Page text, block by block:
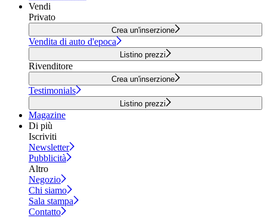
Vendi
Privato
Crea un'inserzione
Vendita di auto d'epoca
Listino prezzi
Rivenditore
Crea un'inserzione
Testimonials
Listino prezzi
Magazine
Di più
Iscriviti
Newsletter
Pubblicità
Altro
Negozio
Chi siamo
Sala stampa
Contatto